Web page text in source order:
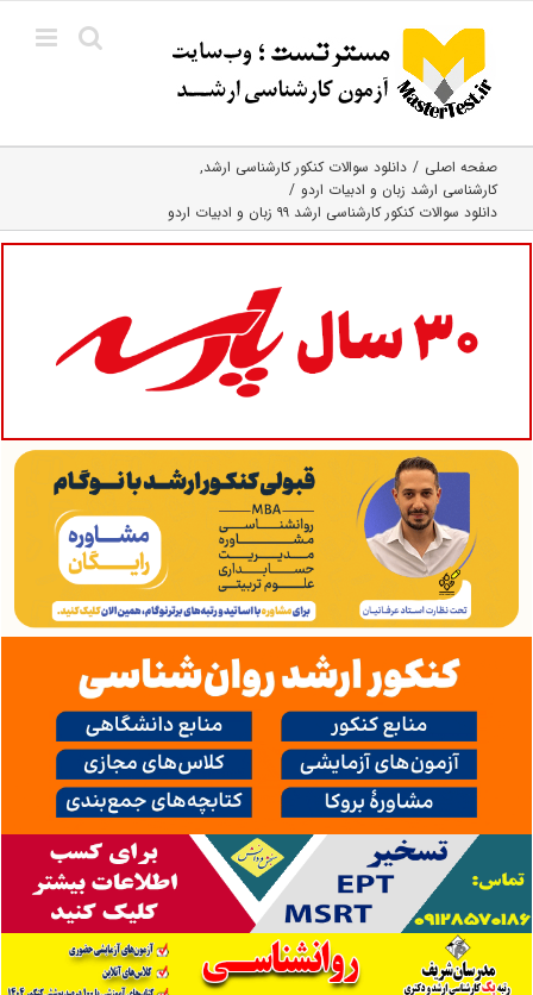
content
صفحه اصلی
دانلود سوالات کنکور کارشناسی ارشد
کارشناسی ارشد زبان و ادبیات اردو
دانلود سوالات کنکور کارشناسی ارشد ۹۹ زبان و ادبیات اردو